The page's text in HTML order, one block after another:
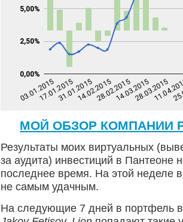
МОЙ ОБЗОР КОМПАНИИ
Результаты моих виртуальных
за аудита) инвестиций в Пантеоне
последнее время. На этой неделе
не самым удачным.
На следующие 7 дней в портфель